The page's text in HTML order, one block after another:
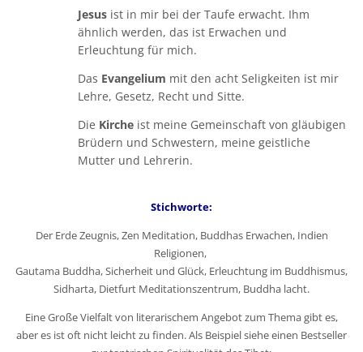
Jesus ist in mir bei der Taufe erwacht. Ihm
ähnlich werden, das ist Erwachen und
Erleuchtung für mich.
Das Evangelium mit den acht Seligkeiten ist mir
Lehre, Gesetz, Recht und Sitte.
Die Kirche ist meine Gemeinschaft von gläubigen
Brüdern und Schwestern, meine geistliche
Mutter und Lehrerin.
Stichworte:
Der Erde Zeugnis, Zen Meditation, Buddhas Erwachen, Indien
Religionen,
Gautama Buddha, Sicherheit und Glück, Erleuchtung im Buddhismus,
Sidharta, Dietfurt Meditationszentrum, Buddha lacht.
Eine Große Vielfalt von literarischem Angebot zum Thema gibt es,
aber es ist oft nicht leicht zu finden. Als Beispiel siehe einen Bestseller